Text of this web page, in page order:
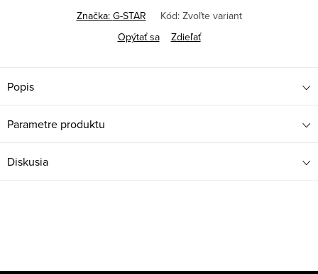
Značka: G-STAR Kód: Zvoľte variant
Opýtať sa
Zdieľať
Popis
Parametre produktu
Diskusia